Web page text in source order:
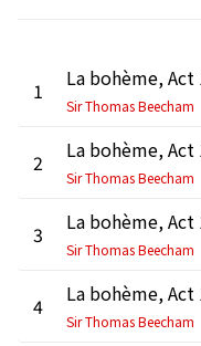
1
Sir Thomas Beecham
2
Sir Thomas Beecham
3
Sir Thomas Beecham
4
Sir Thomas Beecham